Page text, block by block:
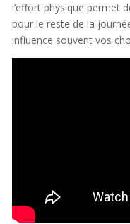
l’effort physique permet
pour le reste de la
influence souvent vos